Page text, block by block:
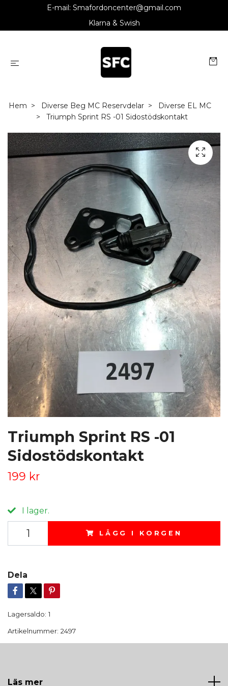
E-mail: Smafordoncenter@gmail.com
Klarna & Swish
Hem Diverse Beg MC Reservdelar
Diverse EL MC
Triumph Sprint RS -01 Sidostödskontakt
Triumph Sprint RS -01
Sidostödskontakt
199 kr
I lager.
LÄGG I KORGEN
Dela
Lagersaldo: 1
Artikelnummer: 2497
Läs mer